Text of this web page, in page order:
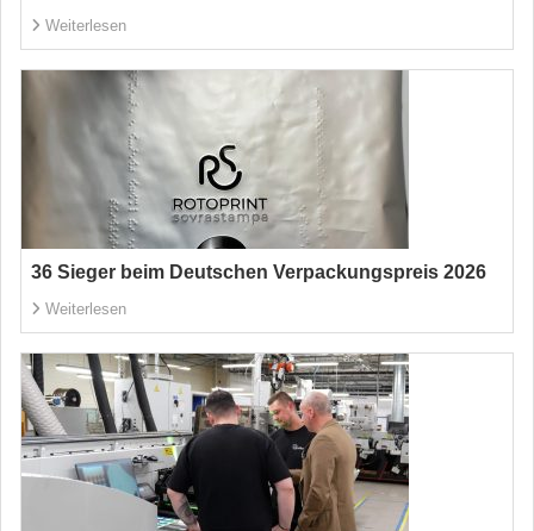
Weiterlesen
36 Sieger beim Deutschen Verpackungspreis 2026
Weiterlesen